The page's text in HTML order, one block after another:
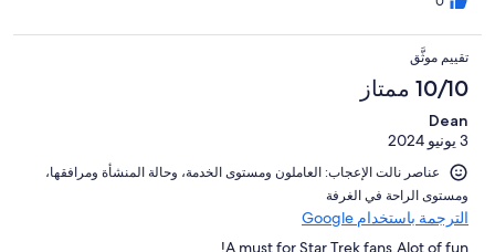
تقييم موثَّق
10/10 ممتاز
Dean
3 يونيو 2024
عناصر نالت الإعجاب: ⁦العاملون ومستوى الخدمة⁩، و⁦حالة المنشأة ومرافقها⁩،
و⁦مستوى الراحة في الغرفة⁩
الترجمة باستخدام Google
A must for Star Trek fans.Alot of fun!